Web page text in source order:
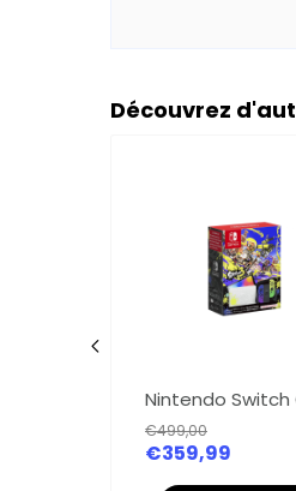
Découvrez
€359,99
€499,00